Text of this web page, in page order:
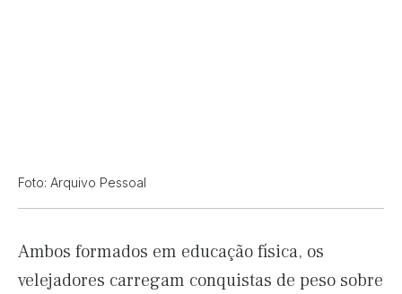
Foto: Arquivo Pessoal
Ambos formados em educação física, os
velejadores carregam conquistas de peso sobre